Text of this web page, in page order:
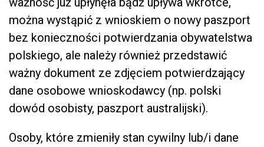
można wystąpić z wnioskiem o nowy paszport
bez konieczności potwierdzania obywatelstwa
polskiego, ale należy również przedstawić
ważny dokument ze zdjęciem potwierdzający
dane osobowe wnioskodawcy (np. polski
dowód osobisty, paszport australijski).
Osoby, które zmieniły stan cywilny lub/i dane